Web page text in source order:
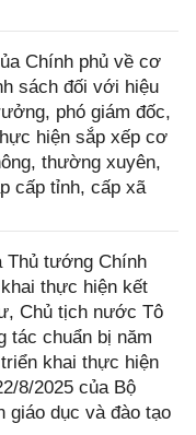
Chính phủ về cơ
sách đối với hiệu
phó giám đốc,
hiện sắp xếp cơ
thường xuyên,
cấp tỉnh, cấp xã
Thủ tướng Chính
thực hiện kết
Chủ tịch nước Tô
tác chuẩn bị năm
khai thực hiện
8/2025 của Bộ
giáo dục và đào tạo